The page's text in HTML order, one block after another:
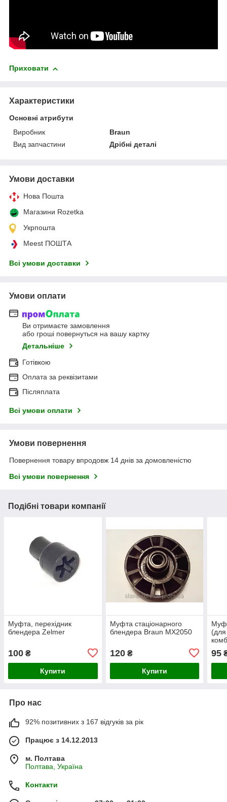
Приховати
Характеристики
Основні атрибути
Виробник
Braun
Вид запчастини
Дрібні деталі
Умови доставки
Нова Пошта
Магазини Rozetka
Укрпошта
Meest ПОШТА
Всі умови доставки
Умови оплати
Ви отримаєте замовлення
або гроші повернуться на вашу картку
Детальніше
Готівкою
Оплата за реквізитами
Післяплата
Всі умови оплати
Умови повернення
Повернення товару впродовж 14 днів за домовленістю
Всі умови повернення
Подібні товари компанії
Муфта, перехідник
блендера Zelmer
100 ₴
Купити
Муфта стаціонарного
блендера Braun MX2050
120₴
Купити
(для
95
Про нас
92% позитивних з 167 відгуків за рік
Працює з 14.12.2013
м. Полтава
Полтава, Україна
Контакти